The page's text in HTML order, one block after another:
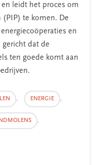
leidt het proces om
te komen. De
en
dat de
ten goede komt aan
, ENERGIE ,
,